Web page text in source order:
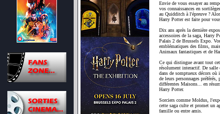
Envie de vous essayer au
vos connaissances en
au Quidditch à l'épreuve ?
Harry Potter est faite pour
Dix ans après la dernière
accessoires de la saga, Harry
Palais 2 de Brussels Expo.
emblématiques des films,
Animaux fantastiques et de
Ce qui distingue avant tout cet
résolument interactif. De
dans de somptueux décors où
de leurs personnages
différentes Maisons... en
Harry Potter.
Sorciers comme Moldus,
cette saga culte et promet un
famille ou entre amis.